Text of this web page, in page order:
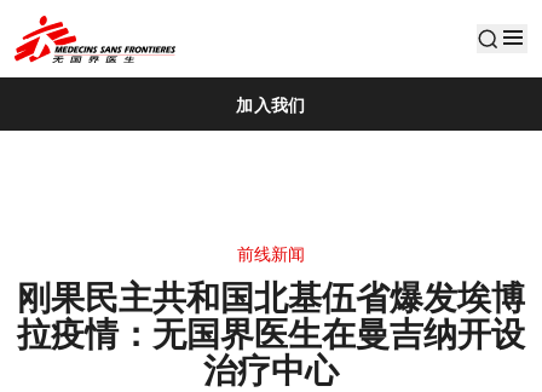
default
加入我们
前线新闻
刚果民主共和国北基伍省爆发埃博
拉疫情：无国界医生在曼吉纳开设
治疗中心